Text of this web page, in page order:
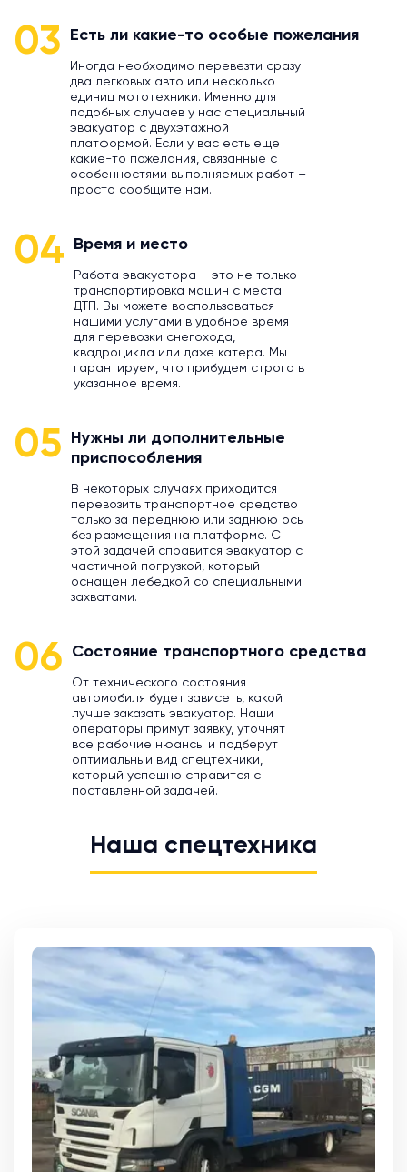
03 Есть ли какие-то особые пожелания
Иногда необходимо перевезти сразу
два легковых авто или несколько
единиц мототехники. Именно для
подобных случаев у нас специальный
эвакуатор с двухэтажной
платформой. Если у вас есть еще
какие-то пожелания, связанные с
особенностями выполняемых работ –
просто сообщите нам.
04 Время и место
Работа эвакуатора – это не только
транспортировка машин с места
ДТП. Вы можете воспользоваться
нашими услугами в удобное время
для перевозки снегохода,
квадроцикла или даже катера. Мы
гарантируем, что прибудем строго в
указанное время.
05
Нужны ли дополнительные
приспособления
В некоторых случаях приходится
перевозить транспортное средство
только за переднюю или заднюю ось
без размещения на платформе. С
этой задачей справится эвакуатор с
частичной погрузкой, который
оснащен лебедкой со специальными
захватами.
06 Состояние транспортного средства
От технического состояния
автомобиля будет зависеть, какой
лучше заказать эвакуатор. Наши
операторы примут заявку, уточнят
все рабочие нюансы и подберут
оптимальный вид спецтехники,
который успешно справится с
поставленной задачей.
Наша спецтехника